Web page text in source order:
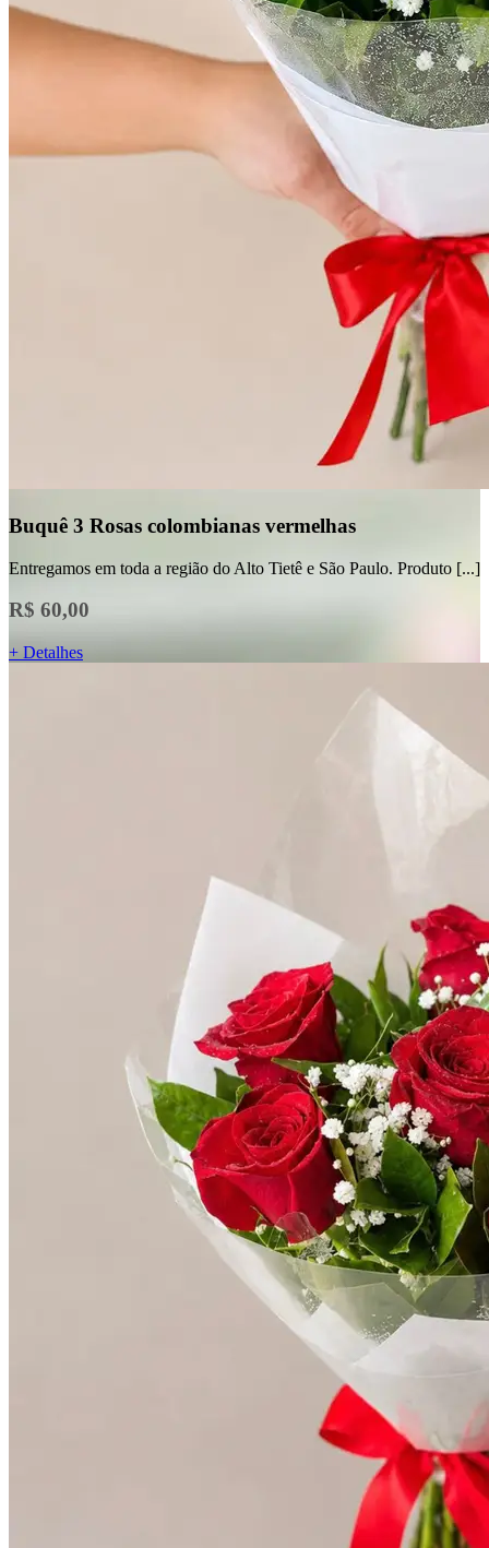
Buquê 3 Rosas colombianas vermelhas
Entregamos em toda a região do Alto Tietê e São Paulo. Produto [...]
R$ 60,00
+ Detalhes